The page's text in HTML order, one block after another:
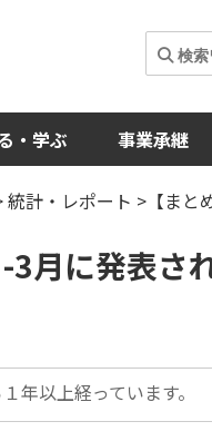
・学ぶ 事業承継
統計・レポート >【まと
3月に発表さ
年以上経っています。